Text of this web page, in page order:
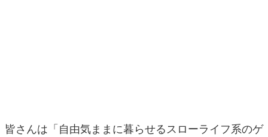
皆さんは「自由気ままに暮らせるスローライフ系のゲ